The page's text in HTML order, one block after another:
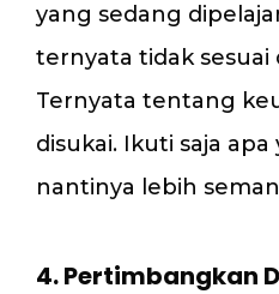
yang sedang
ternyata tidak sesuai
Ternyata tentang
disukai. Ikuti saja apa
nantinya lebih
4. Pertimbangkan